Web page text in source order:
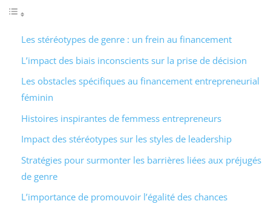
Les stéréotypes de genre : un frein au financement
L’impact des biais inconscients sur la prise de décision
Les obstacles spécifiques au financement entrepreneurial
féminin
Histoires inspirantes de femmess entrepreneurs
Impact des stéréotypes sur les styles de leadership
Stratégies pour surmonter les barrières liées aux préjugés
de genre
L’importance de promouvoir l’égalité des chances